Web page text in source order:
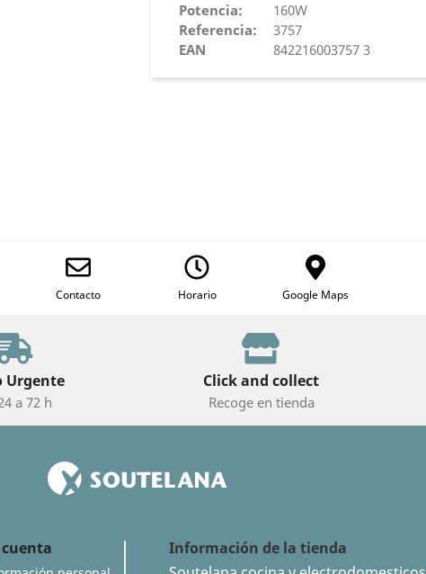
Potencia:
160W
Referencia:
3757
EAN
842216003757 3
Contacto Horario Google Maps
Urgente
a 72 h
Click and collect
Recoge en tienda
cuenta
Información de la tienda